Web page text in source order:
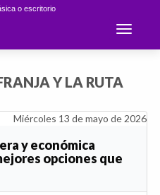
o escritorio
Toggle
Y LA RUTA
Miércoles 13 de mayo de 2026
y económica
opciones que